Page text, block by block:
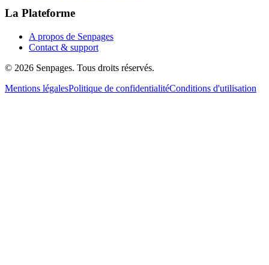
La Plateforme
A propos de Senpages
Contact & support
© 2026 Senpages. Tous droits réservés.
Mentions légalesPolitique de confidentialitéConditions d'utilisation